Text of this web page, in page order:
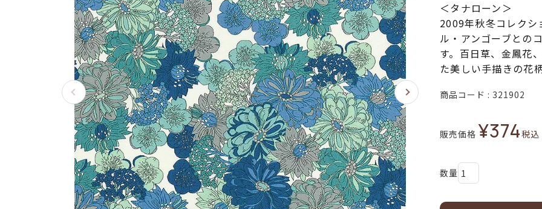
＜タナローン＞
2009年秋冬コレクシ
ル・アンゴーブとの
す。百日草、金鳳花
た美しい手描きの花
商品コード 321902
販売価格 ¥374税込